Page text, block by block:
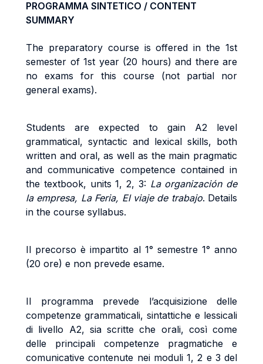
PROGRAMMA SINTETICO / CONTENT
SUMMARY
The preparatory course is offered in the 1st
semester of 1st year (20 hours) and there are
no exams for this course (not partial nor
general exams).
Students are expected to gain A2 level
grammatical, syntactic and lexical skills, both
written and oral, as well as the main pragmatic
and communicative competence contained in
the textbook, units 1, 2, 3: La organización de
la empresa, La Feria, El viaje de trabajo. Details
in the course syllabus.
Il precorso è impartito al 1° semestre 1° anno
(20 ore) e non prevede esame.
Il programma prevede l’acquisizione delle
competenze grammaticali, sintattiche e lessicali
di livello A2, sia scritte che orali, così come
delle principali competenze pragmatiche e
comunicative contenute nei moduli 1, 2 e 3 del